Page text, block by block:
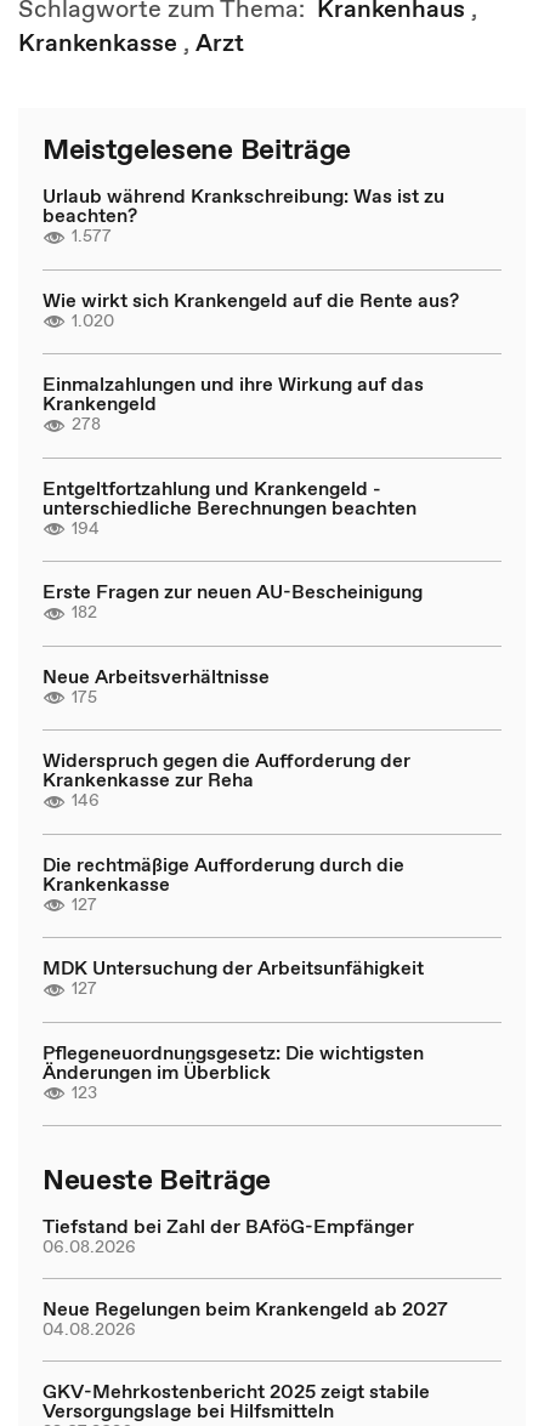
Schlagworte zum Thema: Krankenhaus ,
Krankenkasse , Arzt
Meistgelesene Beiträge
Urlaub während Krankschreibung: Was ist zu
beachten?
1.577
Wie wirkt sich Krankengeld auf die Rente aus?
1.020
Einmalzahlungen und ihre Wirkung auf das
Krankengeld
278
Entgeltfortzahlung und Krankengeld -
unterschiedliche Berechnungen beachten
194
Erste Fragen zur neuen AU-Bescheinigung
182
Neue Arbeitsverhältnisse
175
Widerspruch gegen die Aufforderung der
Krankenkasse zur Reha
146
Die rechtmäßige Aufforderung durch die
Krankenkasse
127
MDK Untersuchung der Arbeitsunfähigkeit
127
Pflegeneuordnungsgesetz: Die wichtigsten
Änderungen im Überblick
123
Neueste Beiträge
Tiefstand bei Zahl der BAföG-Empfänger
06.08.2026
Neue Regelungen beim Krankengeld ab 2027
04.08.2026
GKV-Mehrkostenbericht 2025 zeigt stabile
Versorgungslage bei Hilfsmitteln